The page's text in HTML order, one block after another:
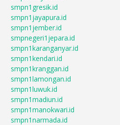
smpn1gresik.id
smpn1jayapura.id
smpn1jember.id
smpnegeri1jepara.id
smpn1karanganyar.id
smpn1kendari.id
smpn1kranggan.id
smpn1lamongan.id
smpn1luwuk.id
smpn1madiun.id
smpn1manokwari.id
smpn1narmada.id